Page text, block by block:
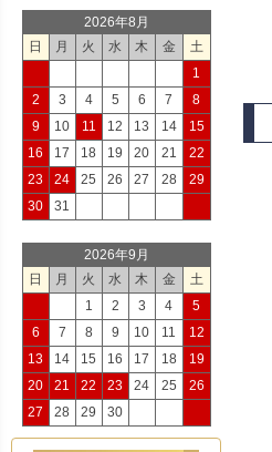
2026年8月
日
月 火 水 木 金
土
1
2
3 4 5 6 7
8
9
10 11 12 13 14
15
16
17 18 19 20 21
22
23
24 25 26 27 28
29
30
31
2026年9月
日
月 火 水 木 金
土
1
2 3 4
5
6
7 8 9 10 11
12
13
14 15 16 17 18
19
20
21 22 23 24 25
26
27
28 29 30